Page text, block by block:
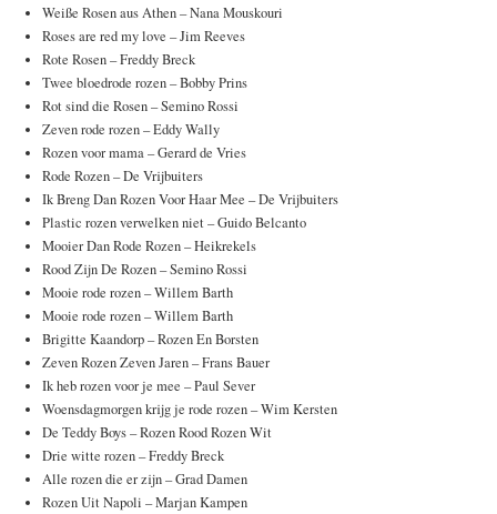
Weiße Rosen aus Athen – Nana Mouskouri
Roses are red my love – Jim Reeves
Rote Rosen – Freddy Breck
Twee bloedrode rozen – Bobby Prins
Rot sind die Rosen – Semino Rossi
Zeven rode rozen – Eddy Wally
Rozen voor mama – Gerard de Vries
Rode Rozen – De Vrijbuiters
Ik Breng Dan Rozen Voor Haar Mee – De Vrijbuiters
Plastic rozen verwelken niet – Guido Belcanto
Mooier Dan Rode Rozen – Heikrekels
Rood Zijn De Rozen – Semino Rossi
Mooie rode rozen – Willem Barth
Mooie rode rozen – Willem Barth
Brigitte Kaandorp – Rozen En Borsten
Zeven Rozen Zeven Jaren – Frans Bauer
Ik heb rozen voor je mee – Paul Sever
Woensdagmorgen krijg je rode rozen – Wim Kersten
De Teddy Boys – Rozen Rood Rozen Wit
Drie witte rozen – Freddy Breck
Alle rozen die er zijn – Grad Damen
Rozen Uit Napoli – Marjan Kampen